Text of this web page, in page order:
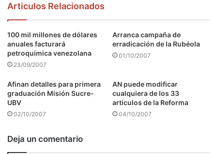
Articulos Relacionados
100 mil millones de dólares
anuales facturará
petroquímica venezolana
23/09/2007
Arranca campaña de
erradicación de la Rubéola
01/10/2007
Afinan detalles para primera
graduación Misión Sucre-
UBV
02/10/2007
AN puede modificar
cualquiera de los 33
artículos de la Reforma
04/10/2007
Deja un comentario